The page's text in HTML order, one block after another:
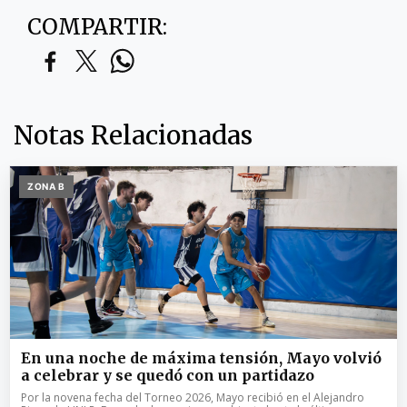
COMPARTIR:
Notas Relacionadas
ZONA B
En una noche de máxima tensión, Mayo volvió
a celebrar y se quedó con un partidazo
Por la novena fecha del Torneo 2026, Mayo recibió en el Alejandro